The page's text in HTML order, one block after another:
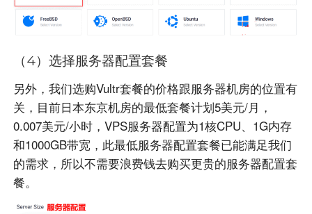
（4）选择服务器配置套餐
另外，我们选购Vultr套餐的价格跟服务器机房的位置有
关，目前日本东京机房的最低套餐计划5美元/月，
0.007美元/小时，VPS服务器配置为1核CPU、 1G内存
和1000GB带宽，此最低服务器配置套餐已能满足我们
的需求，所以不需要浪费钱去购买更贵的服务器配置套
餐。